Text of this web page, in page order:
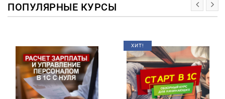
ПОПУЛЯРНЫЕ КУРСЫ
ХИТ!